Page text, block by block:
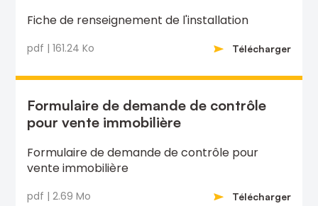
Fiche de renseignement de l'installation
pdf | 161.24 Ko Télécharger
Formulaire de demande de contrôle
pour vente immobilière
Formulaire de demande de contrôle pour
vente immobilière
pdf | 2.69 Mo Télécharger